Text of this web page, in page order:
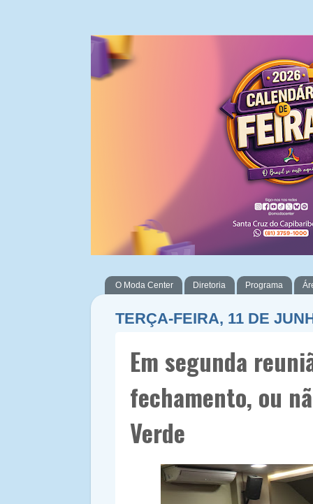
O Moda Center Diretoria Programa
TERÇA-FEIRA, 11 DE
Em segunda
fechamento, ou
Verde